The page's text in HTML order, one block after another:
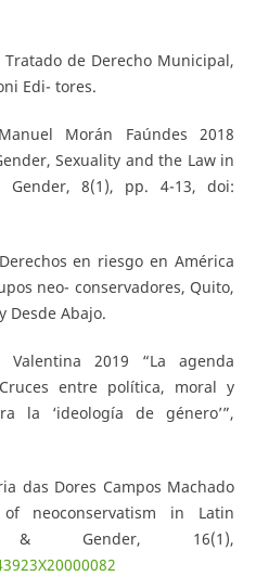
de Derecho Municipal,
Edi- tores.
Morán Faúndes 2018
Sexuality and the Law in
Gender, 8(1), pp. 4-13, doi:
en riesgo en América
neo- conservadores, Quito,
Desde Abajo.
2019 “La agenda
entre política, moral y
la ‘ideología de género’”,
das Dores Campos Machado
neoconservatism in Latin
& Gender, 16(1),